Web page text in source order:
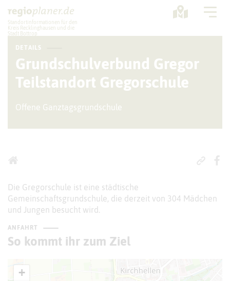
Standortinformationen für den
Kreis Recklinghausen und die
Stadt Bottrop
Planung
Standorte
Statistik
Service
DETAILS
Grundschulverbund Gregor
Teilstandort Gregorschule
Offene Ganztagsgrundschule
Die Gregorschule ist eine städtische
Gemeinschaftsgrundschule, die derzeit von 304 Mädchen
und Jungen besucht wird.
ANFAHRT
So kommt ihr zum Ziel
+